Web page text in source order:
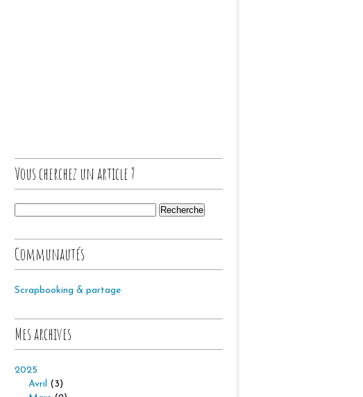
Vous cherchez un article ?
Communautés
Scrapbooking & partage
Mes archives
2025
Avril (3)